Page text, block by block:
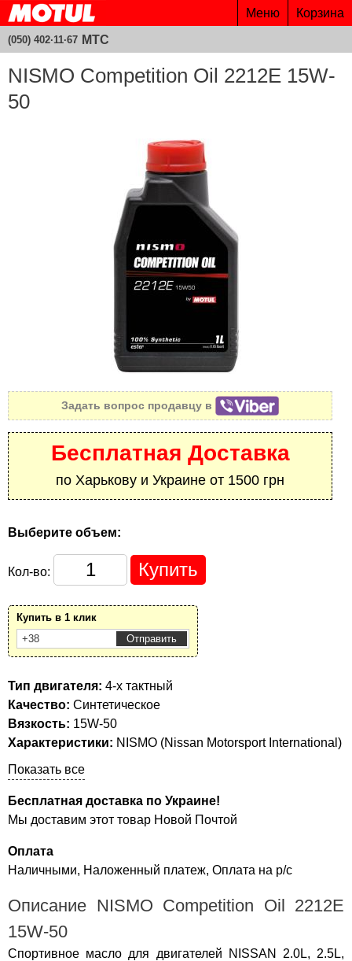
NISMO Competition Oil 2212E 15W-
50
Задать вопрос продавцу в
Бесплатная Доставка
по Харькову и Украине от 1500 грн
Выберите объем:
Кол-во:
Купить в 1 клик
Тип двигателя: 4-х тактный
Качество: Синтетическое
Вязкость: 15W-50
Характеристики: NISMO (Nissan Motorsport International)
Показать все
Бесплатная доставка по Украине!
Мы доставим этот товар Новой Почтой
Оплата
Наличными, Наложенный платеж, Оплата на р/с
Описание NISMO Competition Oil 2212E
15W-50
Спортивное масло для двигателей NISSAN 2.0L, 2.5L,
Меню Корзина
(050) 402·11·67 МТС